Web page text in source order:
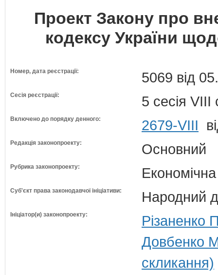
Проект Закону про
кодексу України
Номер, дата реєстрації: 5069 від
Сесія реєстрації: 5 сесія VIII
Включено до порядку денного: 2679-VIII
Редакція законопроекту: Основний
Рубрика законопроекту:
Суб'єкт права законодавчої ініціативи: Народний
Ініціатор(и) законопроекту:
Різаненко
Довбенко
скликання)